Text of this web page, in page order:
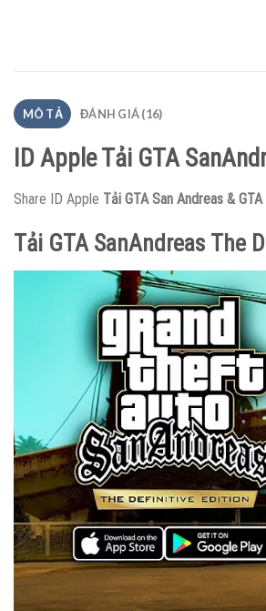
MÔ TẢ ĐÁNH GIÁ (16)
ID Apple Tải GTA
Share ID Apple Tải GTA San Andreas &
Tải GTA SanAndreas The